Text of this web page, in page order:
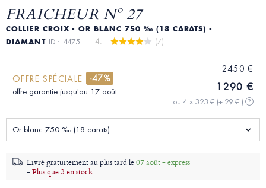
FRAICHEUR Nº 27
COLLIER CROIX - OR BLANC 750 ‰ (18 CARATS) -
DIAMANT ID : 4475 4.1 (7)
OFFRE SPÉCIALE -47%
offre garantie jusqu'au 17 août
2450 €
1290 €
ou 4 x 323 € (+ 29 € ) ?
Or blanc 750 ‰ (18 carats)
Livré gratuitement au plus tard le07 août - express
-Plus que 3 en stock